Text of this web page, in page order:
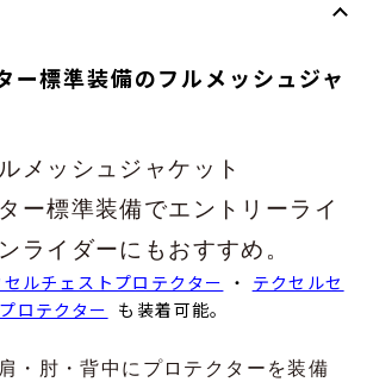
ー標準装備のフルメッシュジャ
メッシュジャケット
ー標準装備でエントリーライ
ライダーにもおすすめ。
セルチェストプロテクター ・ テクセルセ
ロテクター も装着可能。
・肘・背中にプロテクターを装備